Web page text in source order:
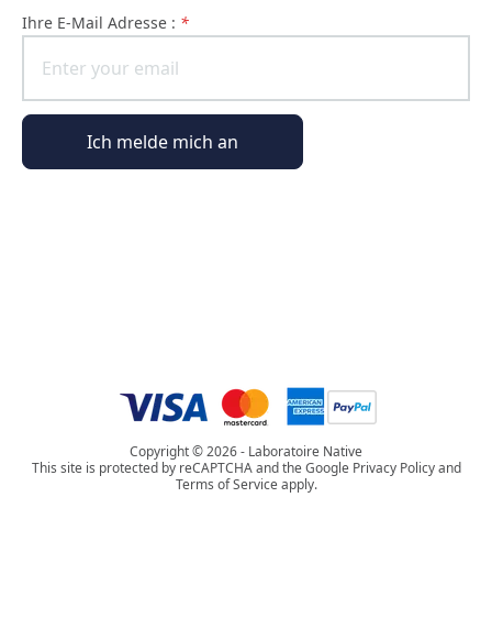
Ihre E-Mail Adresse : *
Ich melde mich an
Copyright © 2026 - Laboratoire Native
This site is protected by reCAPTCHA and the Google Privacy Policy and
Terms of Service apply.